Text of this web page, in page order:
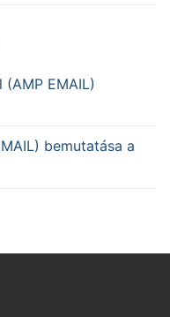
(AMP EMAIL)
bemutatása a